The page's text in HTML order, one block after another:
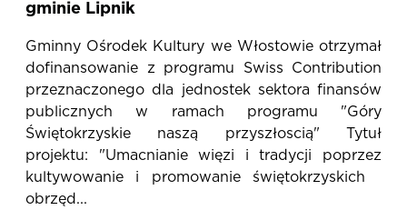
gminie Lipnik
Gminny Ośrodek Kultury we Włostowie otrzymał
dofinansowanie z programu Swiss Contribution
przeznaczonego dla jednostek sektora finansów
publicznych w ramach programu "Góry
Świętokrzyskie naszą przyszłoscią" Tytuł
projektu: "Umacnianie więzi i tradycji poprzez
kultywowanie i promowanie świętokrzyskich
obrzęd...